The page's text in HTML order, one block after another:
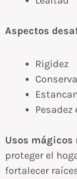
Aspectos
Rigidez
Pesadez
Usos mágicos
proteger el
fortalecer